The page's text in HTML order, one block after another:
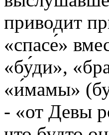
приводит
«спасе́»
«бу́ди»,
«и́мамы»
- «от Девы